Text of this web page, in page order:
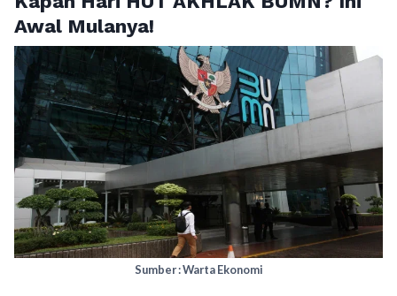
Awal Mulanya!
Sumber : Warta Ekonomi